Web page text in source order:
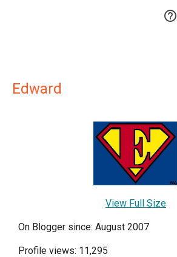

Edward
View Full Size
On Blogger since: August 2007
Profile views: 11,295